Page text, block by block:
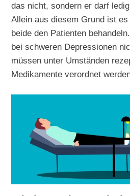
das nicht, sondern er darf
Allein aus diesem Grund ist
beide den Patienten
bei schweren Depressionen
müssen unter Umständen
Medikamente verordnet